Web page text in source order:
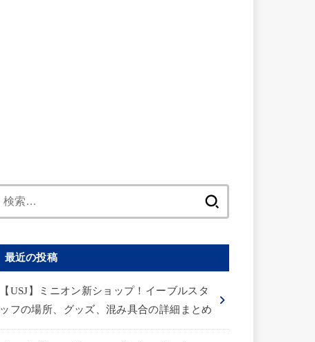
最近の投稿
【USJ】ミニオン新ショップ！イーブルスタ
ッフの場所、グッズ、混み具合の詳細まとめ